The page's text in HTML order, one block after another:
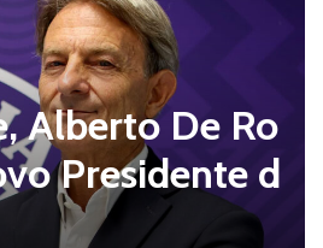
Alberto De Ro
Presidente d